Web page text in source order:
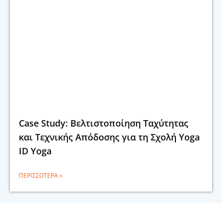
Case Study: Βελτιστοποίηση Ταχύτητας
και Τεχνικής Απόδοσης για τη Σχολή Yoga
ID Yoga
ΠΕΡΙΣΣΌΤΕΡΑ »